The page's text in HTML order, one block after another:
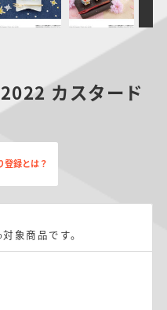
カスタード
登録とは？
象商品です。